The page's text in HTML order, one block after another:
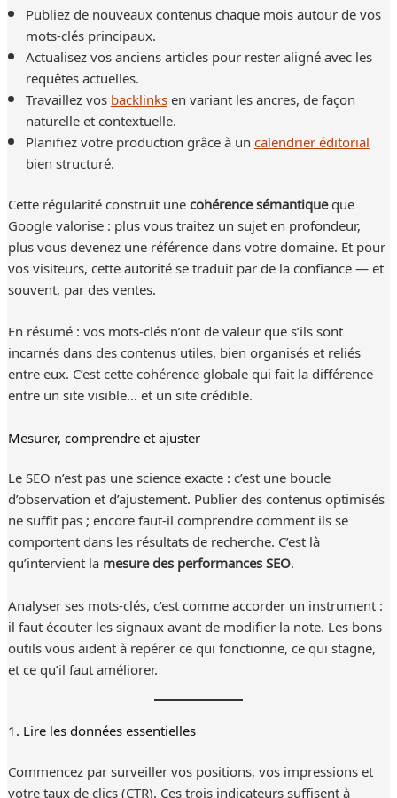
Publiez de nouveaux contenus chaque mois autour de vos
mots-clés principaux.
Actualisez vos anciens articles pour rester aligné avec les
requêtes actuelles.
Travaillez vosbacklinksen variant les ancres, de façon
naturelle et contextuelle.
Planifiez votre production grâce à uncalendrier éditorial
bien structuré.
Cette régularité construit unecohérence sémantiqueque
Google valorise : plus vous traitez un sujet en profondeur,
plus vous devenez une référence dans votre domaine. Et pour
vos visiteurs, cette autorité se traduit par de la confiance — et
souvent, par des ventes.
En résumé : vos mots-clés n’ont de valeur que s’ils sont
incarnés dans des contenus utiles, bien organisés et reliés
entre eux. C’est cette cohérence globale qui fait la différence
entre un site visible… et un site crédible.
Mesurer, comprendre et ajuster
Le SEO n’est pas une science exacte : c’est une boucle
d’observation et d’ajustement. Publier des contenus optimisés
ne suffit pas ; encore faut-il comprendre comment ils se
comportent dans les résultats de recherche. C’est là
qu’intervient lamesure des performances SEO.
Analyser ses mots-clés, c’est comme accorder un instrument :
il faut écouter les signaux avant de modifier la note. Les bons
outils vous aident à repérer ce qui fonctionne, ce qui stagne,
et ce qu’il faut améliorer.
1. Lire les données essentielles
Commencez par surveiller vos positions, vos impressions et
votre taux de clics (CTR). Ces trois indicateurs suffisent à